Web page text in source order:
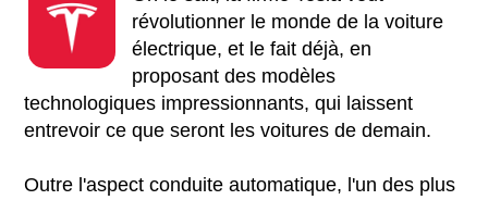
révolutionner le monde de la voiture
électrique, et le fait déjà, en
proposant des modèles
technologiques impressionnants, qui laissent
entrevoir ce que seront les voitures de demain.
Outre l'aspect conduite automatique, l'un des plus